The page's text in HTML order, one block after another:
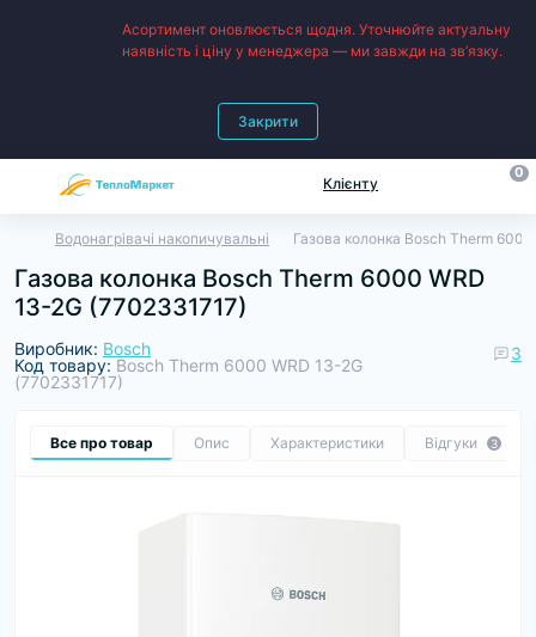
Асортимент оновлюється щодня. Уточнюйте актуальну
наявність і ціну у менеджера — ми завжди на зв’язку.
Закрити
Клієнту
0
Водонагрівачі накопичувальні Газова колонка Bosch Therm
Газова колонка Bosch Therm 6000 WRD
13-2G (7702331717)
Виробник: Bosch
Код товару: Bosch Therm 6000 WRD 13-2G
(7702331717)
3
Все про товар Опис Характеристики Відгуки 3